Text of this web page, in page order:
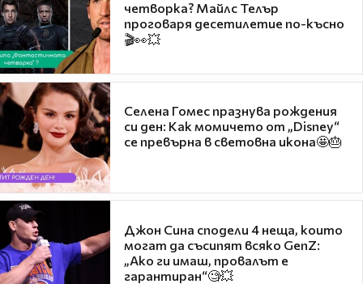
четворка? Майлс Телър
проговаря десетилетие по-късно
🎬👀💥
Селена Гомес празнува рождения
си ден: Как момичето от „Disney“
се превърна в световна икона🤩🎂
Джон Сина сподели 4 неща, които
могат да съсипят всяко GenZ:
„Ако ги имаш, провалът е
гарантиран“🧐💥